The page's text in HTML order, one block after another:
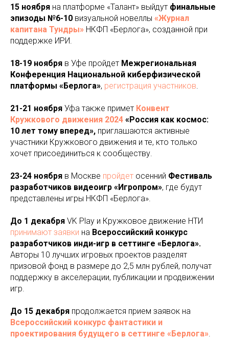
15 ноября на платформе «Талант» выйдут финальные
эпизоды №6-10 визуальной новеллы «Журнал
капитана Тундры» НКФП «Берлога», созданной при
поддержке ИРИ.
18-19 ноября в Уфе пройдет Межрегиональная
Конференция Национальной киберфизической
платформы «Берлога», регистрация участников
21-21 ноября Уфа также примет Конвент
Кружкового движения 2024 «Россия как космос:
10 лет тому вперед», приглашаются активные
участники Кружкового движения и те, кто только
хочет присоединиться к сообществу.
23-24 ноября в Москве пройдет осенний Фестиваль
разработчиков видеоигр «Игропром», где будут
представлены игры НКФП «Берлога».
До 1 декабря VK Play и Кружковое движение НТИ
принимают заявки на Всероссийский конкурс
разработчиков инди-игр в сеттинге «Берлога».
Авторы 10 лучших игровых проектов разделят
призовой фонд в размере до 2,5 млн рублей, получат
поддержку в акселерации, публикации и продвижении
игр.
До 15 декабря продолжается прием заявок на
Всероссийский конкурс фантастики и
проектирования будущего в сеттинге «Берлога»